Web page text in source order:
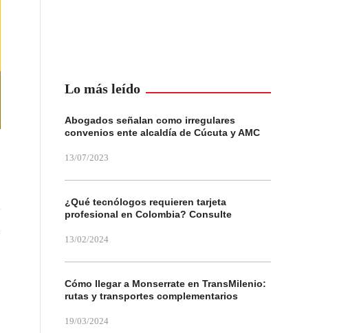
Lo más leído
Abogados señalan como irregulares
convenios ente alcaldía de Cúcuta y AMC
13/07/2023
¿Qué tecnólogos requieren tarjeta
profesional en Colombia? Consulte
13/02/2024
Cómo llegar a Monserrate en TransMilenio:
rutas y transportes complementarios
19/03/2024